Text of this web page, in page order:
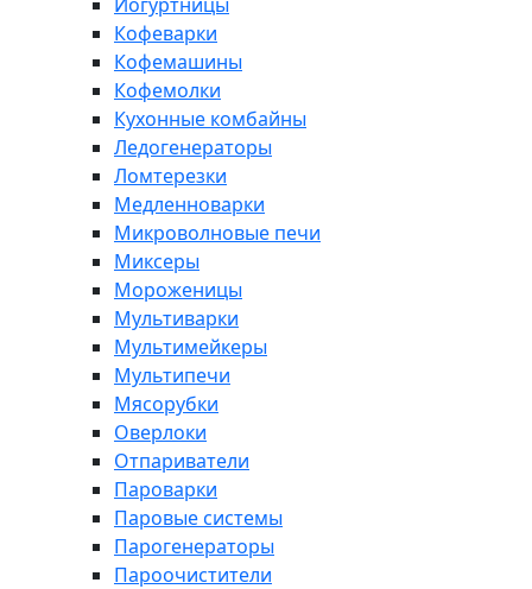
Кофеварки
Кофемашины
Кофемолки
Кухонные комбайны
Ледогенераторы
Ломтерезки
Медленноварки
Микроволновые печи
Миксеры
Мороженицы
Мультиварки
Мультимейкеры
Мультипечи
Мясорубки
Оверлоки
Отпариватели
Пароварки
Паровые системы
Парогенераторы
Пароочистители